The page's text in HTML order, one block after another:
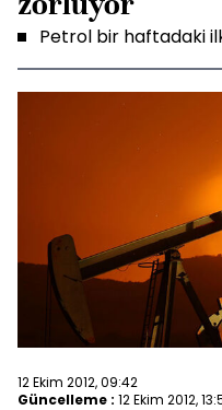
Petrol bir haftadaki
12 Ekim 2012, 09:42
Güncelleme : 12 Ekim 2012,